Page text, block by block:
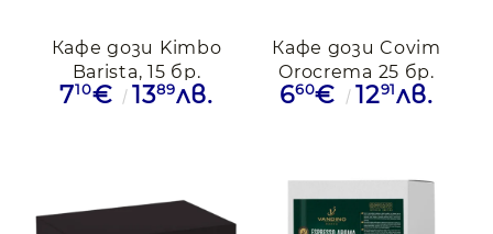
Кафе дози Kimbo
Barista, 15 бр.
710€ 1389лв.
Кафе дози Covim
Orocrema 25 бр.
660€ 1291лв.